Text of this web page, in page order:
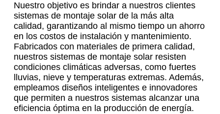
Nuestro objetivo es brindar a nuestros clientes
sistemas de montaje solar de la más alta
calidad, garantizando al mismo tiempo un ahorro
en los costos de instalación y mantenimiento.
Fabricados con materiales de primera calidad,
nuestros sistemas de montaje solar resisten
condiciones climáticas adversas, como fuertes
lluvias, nieve y temperaturas extremas. Además,
empleamos diseños inteligentes e innovadores
que permiten a nuestros sistemas alcanzar una
eficiencia óptima en la producción de energía.